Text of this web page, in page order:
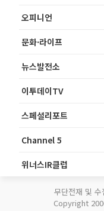
오피니언
문화·라이프
뉴스발전소
이투데이TV
스페셜리포트
Channel 5
위너스IR클럽
무단전재 및
Copyright